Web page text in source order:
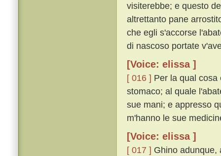
visiterebbe; e questo
altrettanto pane
che egli s'accorse
di nascoso portate
[Voice: elissa ]
[ 016 ] Per la qual
stomaco; al quale
sue mani; e appresso
m'hanno le sue
[Voice: elissa ]
[ 017 ] Ghino adunque,